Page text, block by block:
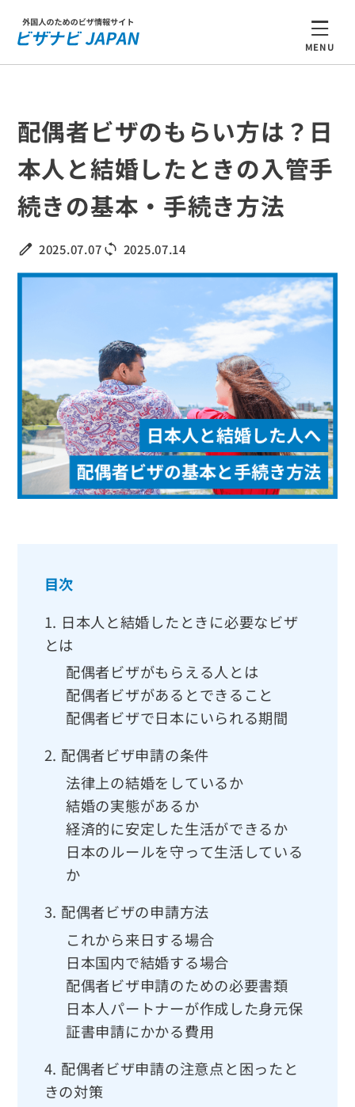
MENU
配偶者ビザのもらい方は？日
本人と結婚したときの入管手
続きの基本・手続き方法
2025.07.07 2025.07.14
目次
1. 日本人と結婚したときに必要なビザ
とは
配偶者ビザがもらえる人とは
配偶者ビザがあるとできること
配偶者ビザで日本にいられる期間
2. 配偶者ビザ申請の条件
法律上の結婚をしているか
結婚の実態があるか
経済的に安定した生活ができるか
日本のルールを守って生活している
か
3. 配偶者ビザの申請方法
これから来日する場合
日本国内で結婚する場合
配偶者ビザ申請のための必要書類
日本人パートナーが作成した身元保
証書申請にかかる費用
4. 配偶者ビザ申請の注意点と困ったと
きの対策